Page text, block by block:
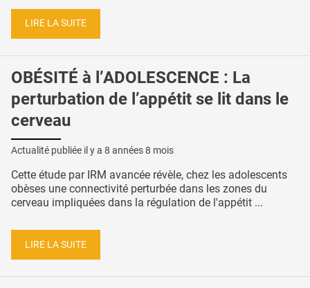
LIRE LA SUITE
OBÉSITÉ à l’ADOLESCENCE : La
perturbation de l’appétit se lit dans le
cerveau
Actualité publiée il y a 8 années 8 mois
Cette étude par IRM avancée révèle, chez les adolescents
obèses une connectivité perturbée dans les zones du
cerveau impliquées dans la régulation de l'appétit ...
LIRE LA SUITE